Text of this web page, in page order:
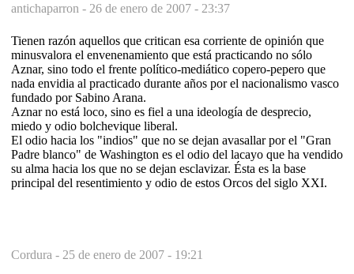
antichaparron - 26 de enero de 2007 - 23:37
Tienen razón aquellos que critican esa corriente de opinión que
minusvalora el envenenamiento que está practicando no sólo
Aznar, sino todo el frente político-mediático copero-pepero que
nada envidia al practicado durante años por el nacionalismo vasco
fundado por Sabino Arana.
Aznar no está loco, sino es fiel a una ideología de desprecio,
miedo y odio bolchevique liberal.
El odio hacia los "indios" que no se dejan avasallar por el "Gran
Padre blanco" de Washington es el odio del lacayo que ha vendido
su alma hacia los que no se dejan esclavizar. Ésta es la base
principal del resentimiento y odio de estos Orcos del siglo XXI.
Cordura - 25 de enero de 2007 - 19:21